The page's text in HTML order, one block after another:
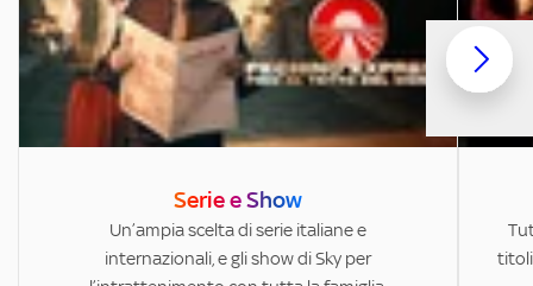
Serie e Show
Un’ampia scelta di serie italiane e
internazionali, e gli show di Sky per
titoli